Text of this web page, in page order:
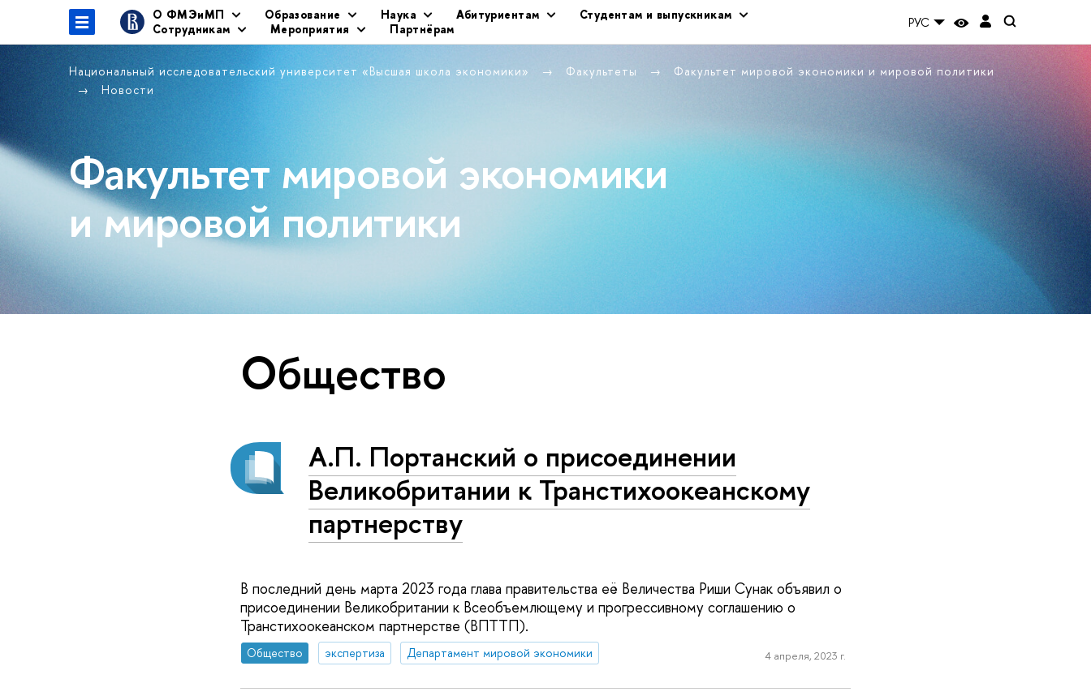
О ФМЭиМП Образование Наука Абитуриентам
Студентам и выпускникам
Сотрудникам
Мероприятия Партнёрам РУС
Национальный исследовательский университет «Высшая школа экономики» Факультеты
Факультет мировой экономики и мировой политики
Новости
Факультет мировой экономики
и мировой политики
Общество
А.П. Портанский о присоединении
Великобритании к Транстихоокеанскому
партнерству
В последний день марта 2023 года глава правительства её Величества Риши Сунак объявил о
присоединении Великобритании к Всеобъемлющему и прогрессивному соглашению о
Транстихоокеанском партнерстве (ВПТТП).
Общество экспертиза Департамент мировой экономики 4 апреля, 2023 г.